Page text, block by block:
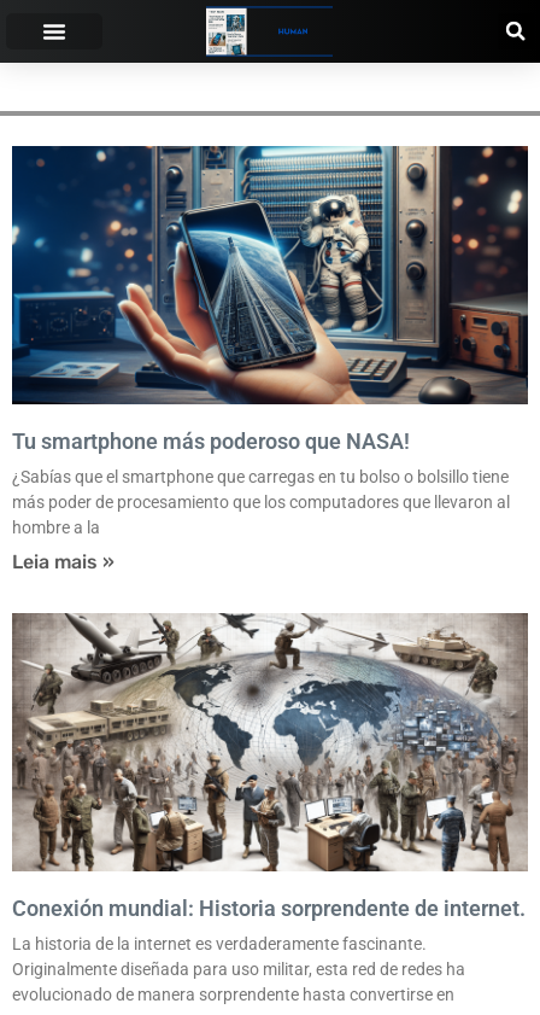
Tu smartphone más poderoso que NASA!
¿Sabías que el smartphone que carregas en tu bolso o bolsillo tiene
más poder de procesamiento que los computadores que llevaron al
hombre a la
Leia mais »
Conexión mundial: Historia sorprendente de internet.
La historia de la internet es verdaderamente fascinante.
Originalmente diseñada para uso militar, esta red de redes ha
evolucionado de manera sorprendente hasta convertirse en